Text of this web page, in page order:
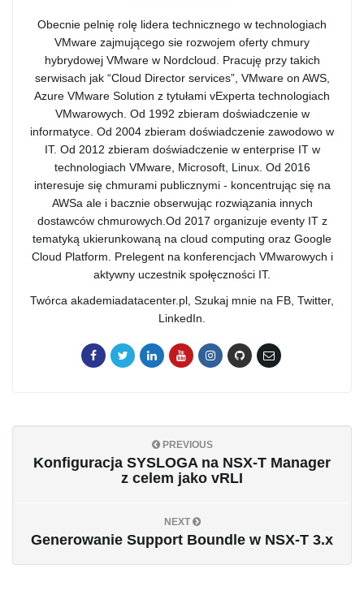
Obecnie pelnię rolę lidera technicznego w technologiach
VMware zajmującego sie rozwojem oferty chmury
hybrydowej VMware w Nordcloud. Pracuję przy takich
serwisach jak “Cloud Director services”, VMware on AWS,
Azure VMware Solution z tytułami vExperta technologiach
VMwarowych. Od 1992 zbieram doświadczenie w
informatyce. Od 2004 zbieram doświadczenie zawodowo w
IT. Od 2012 zbieram doświadczenie w enterprise IT w
technologiach VMware, Microsoft, Linux. Od 2016
interesuje się chmurami publicznymi - koncentrując się na
AWSa ale i bacznie obserwując rozwiązania innych
dostawców chmurowych.Od 2017 organizuje eventy IT z
tematyką ukierunkowaną na cloud computing oraz Google
Cloud Platform. Prelegent na konferencjach VMwarowych i
aktywny uczestnik społęczności IT.
Twórca akademiadatacenter.pl, Szukaj mnie na FB, Twitter,
LinkedIn.
PREVIOUS
Konfiguracja SYSLOGA na NSX-T Manager
z celem jako vRLI
NEXT
Generowanie Support Boundle w NSX-T 3.x